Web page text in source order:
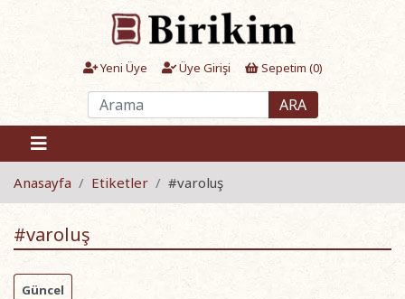
Yeni Üye Üye Girişi Sepetim (0)
ARA
Anasayfa Etiketler #varoluş
#varoluş
Güncel